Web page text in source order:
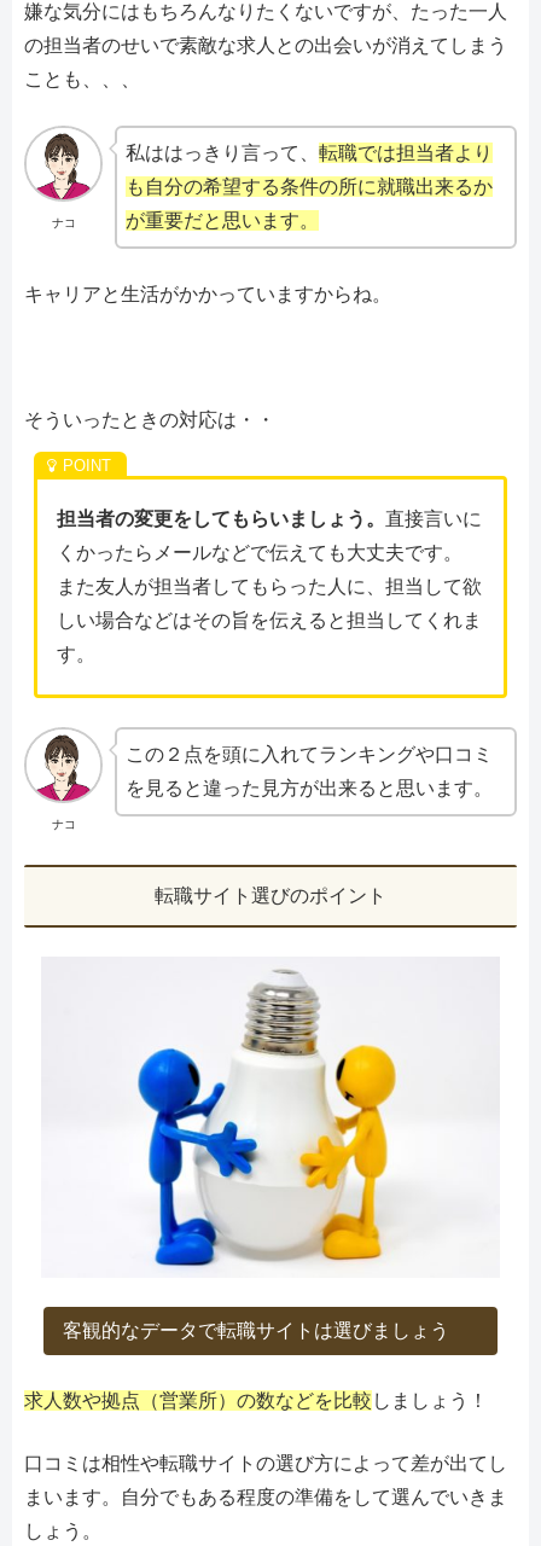
嫌な気分にはもちろんなりたくないですが、たった一人
の担当者のせいで素敵な求人との出会いが消えてしまう
ことも、、、
ナコ
私ははっきり言って、転職では担当者より
も自分の希望する条件の所に就職出来るか
が重要だと思います。
キャリアと生活がかかっていますからね。
そういったときの対応は・・
担当者の変更をしてもらいましょう。直接言いに
くかったらメールなどで伝えても大丈夫です。
また友人が担当者してもらった人に、担当して欲
しい場合などはその旨を伝えると担当してくれま
す。
ナコ
この２点を頭に入れてランキングや口コミ
を見ると違った見方が出来ると思います。
転職サイト選びのポイント
客観的なデータで転職サイトは選びましょう
求人数や拠点（営業所）の数などを比較 しましょう！
口コミは相性や転職サイトの選び方によって差が出てし
まいます。自分でもある程度の準備をして選んでいきま
しょう。